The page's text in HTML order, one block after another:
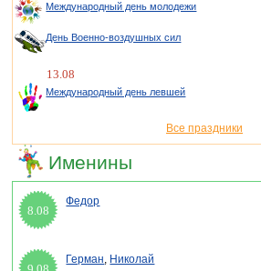
Международный день молодежи
День Военно-воздушных сил
13.08
Международный день левшей
Все праздники
Именины
8.08
Федор
Герман, Николай